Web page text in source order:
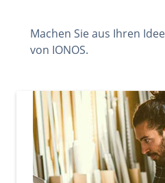
Machen Sie aus Ihren
von IONOS.